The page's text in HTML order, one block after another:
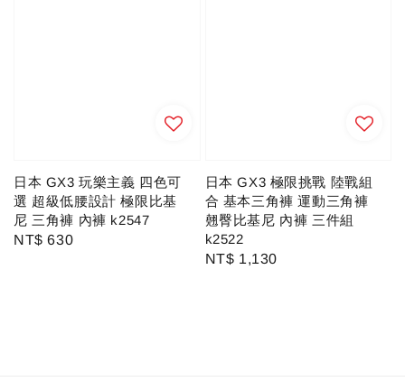
日本 GX3 玩樂主義 四色可
選 超級低腰設計 極限比基
尼 三角褲 內褲 k2547
Regular
NT$ 630
日本 GX3 極限挑戰 陸戰組
合 基本三角褲 運動三角褲
翹臀比基尼 內褲 三件組
k2522
Regular
NT$ 1,130